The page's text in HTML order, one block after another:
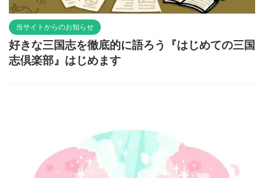
当サイトからのお知らせ
好きな三国志を徹底的に語ろう『はじめての三国
志倶楽部』はじめます